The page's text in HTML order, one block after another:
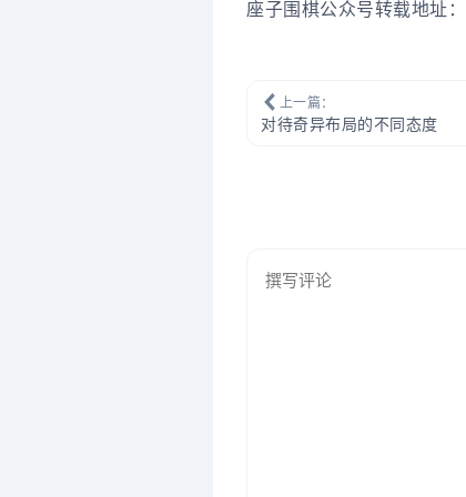
座子围棋公众号转载地址：
上一篇：
对待奇异布局的不同态度